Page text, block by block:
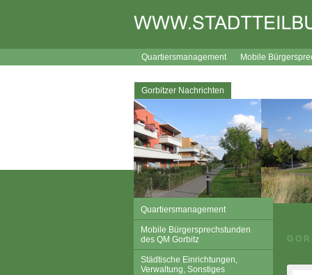
Quartiersmanagement
Mobile
Gorbitzer Nachrichten
Quartiersmanagement
Mobile Bürgersprechstunden
des QM Gorbitz
Städtische Einrichtungen,
Verwaltung, Sonstiges